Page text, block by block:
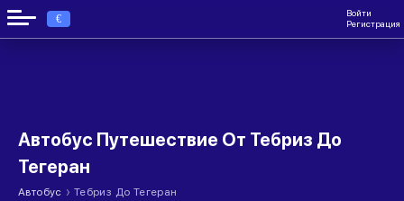
€
Войти
Регистрация
Автобус Путешествие От Тебриз До
Тегеран
Автобус › Тебриз До Тегеран